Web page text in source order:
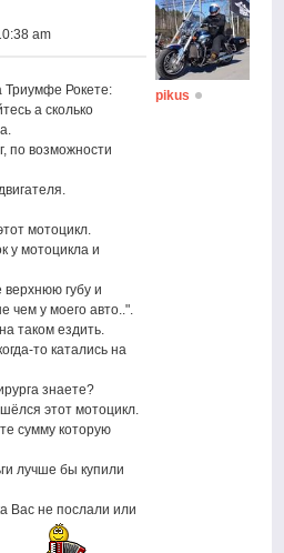
am
Триумфе Рокете:
а сколько
по возможности
мотоцикл.
у мотоцикла и
губу и
чем у моего авто..".
таком ездить.
то катались на
знаете?
этот мотоцикл.
сумму которую
лучше бы купили
Вас не послали или
pikus